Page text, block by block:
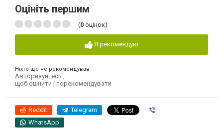
Оцініть першим
(0 оцінок)
Я рекомендую
Ніхто ще не рекомендував
Авторизуйтесь
щоб оцінити і порекомендувати
Reddit Telegram
WhatsApp